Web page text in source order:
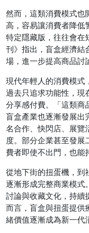
然而，這類消費模式也
高，容易讓消費者降低
特定隱藏版，往往會在
刊》指出，盲盒經濟結
場，進一步提高商品討
現代年輕人的消費模式
過去只追求功能性，現
分享感付費。「這類商
盲盒產業也逐漸發展出
名合作、快閃店、展覽
度。部分企業甚至發展
費者即使不出門，也能
從地下街的扭蛋機，到
逐漸形成完整商業模式
討論與收藏文化，持續
而言，盲盒與扭蛋提供
緒價值逐漸成為新一代